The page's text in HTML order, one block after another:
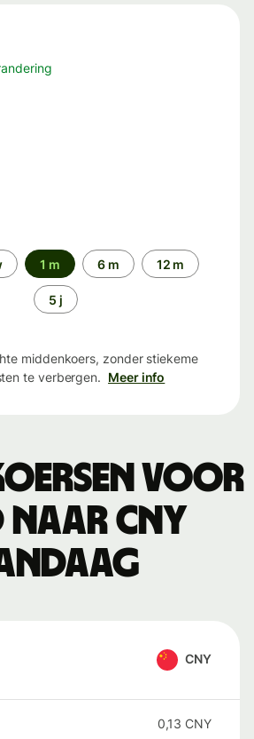
1 m 6 m 12 m
5 j
middenkoers, zonder stiekeme
te verbergen. Meer info
voor
naar CNY
CNY
0,13 CNY